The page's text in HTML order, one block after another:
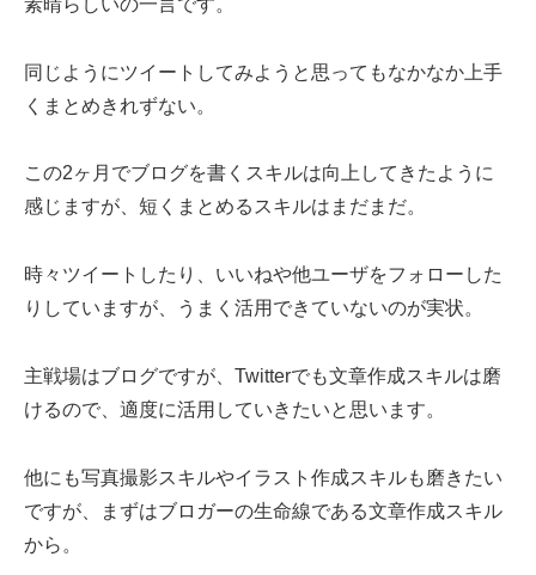
同じようにツイートしてみようと思ってもなかなか上手
くまとめきれずない。
この2ヶ月でブログを書くスキルは向上してきたように
感じますが、短くまとめるスキルはまだまだ。
時々ツイートしたり、いいねや他ユーザをフォローした
りしていますが、うまく活用できていないのが実状。
主戦場はブログですが、Twitterでも文章作成スキルは磨
けるので、適度に活用していきたいと思います。
他にも写真撮影スキルやイラスト作成スキルも磨きたい
ですが、まずはブロガーの生命線である文章作成スキル
から。